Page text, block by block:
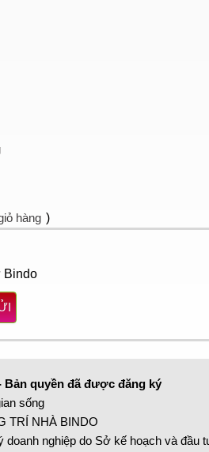
hàng )
Bindo
Bản quyền đã được đăng ký
sống
TRÍ NHÀ BINDO
doanh nghiệp do Sở kế hoạch và đầu